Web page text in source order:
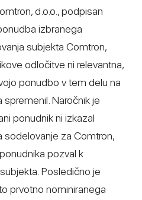
d.o.o., podpisan
izbranega
subjekta Comtron,
odločitve ni relevantna,
ponudbo v tem delu na
Naročnik je
ponudnik ni izkazal
sodelovanje za Comtron,
pozval k
Posledično je
prvotno nominiranega